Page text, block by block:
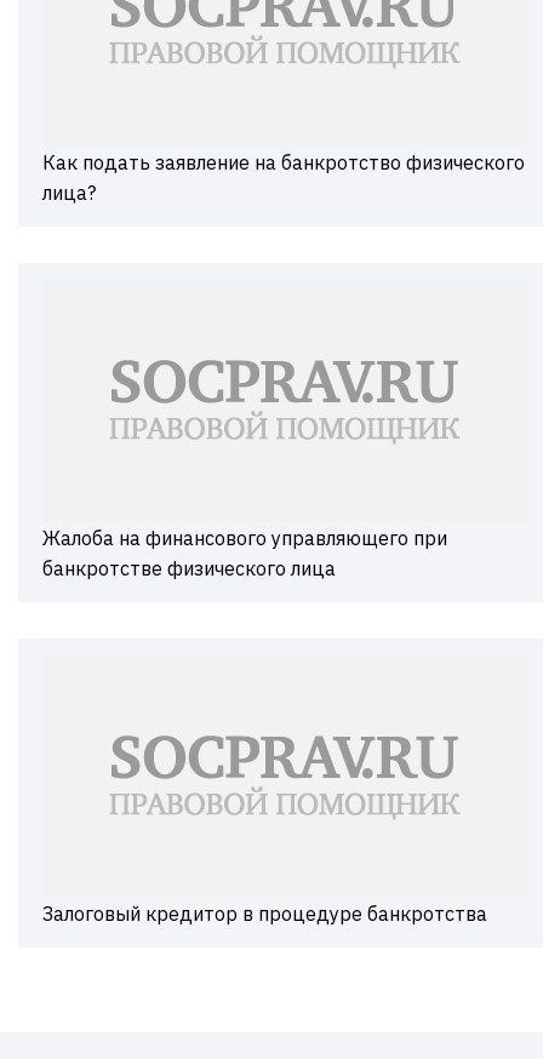
Как подать заявление на банкротство физического
лица?
Жалоба на финансового управляющего при
банкротстве физического лица
Залоговый кредитор в процедуре банкротства